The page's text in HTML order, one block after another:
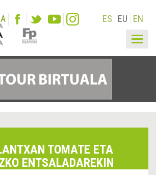
ES EU EN
TOMATE ETA
ENTSALADAREKIN